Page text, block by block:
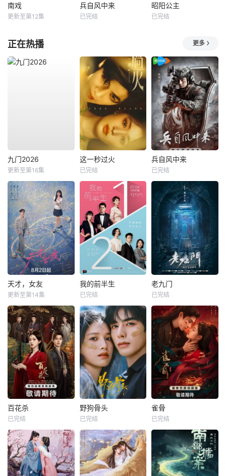
南戏
更新至第12集
兵自风中来
已完结
昭阳公主
已完结
正在热播 更多
九门2026
更新至第16集
这一秒过火
已完结
兵自风中来
已完结
天才，女友
更新至第14集
我的前半生
已完结
老九门
已完结
百花杀
已完结
野狗骨头
已完结
雀骨
已完结